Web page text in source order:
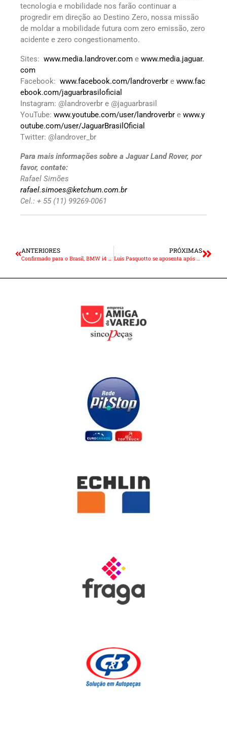
tecnologia e mobilidade nos farão continuar a
progredir em direção ao Destino Zero, nossa missão
de moldar a mobilidade futura com zero emissão, zero
acidente e zero congestionamento.
Sites: www.media.landrover.com e www.media.jaguar.
com
Facebook: www.facebook.com/landroverbr e www.fac
ebook.com/jaguarbrasiloficial
Instagram: @landroverbr e @jaguarbrasil
YouTube: www.youtube.com/user/landroverbr e www.y
outube.com/user/JaguarBrasilOficial
Twitter: @landrover_br
Para mais informações sobre a Jaguar Land Rover, por
favor, contate:
Rafael Simões
rafael.simoes@ketchum.com.br
Cel.: + 55 (11) 99269-0061
ANTERIORES PRÓXIMAS